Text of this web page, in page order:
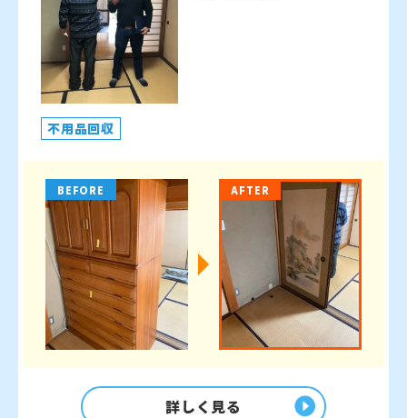
不用品回収
BEFORE AFTER
詳しく見る